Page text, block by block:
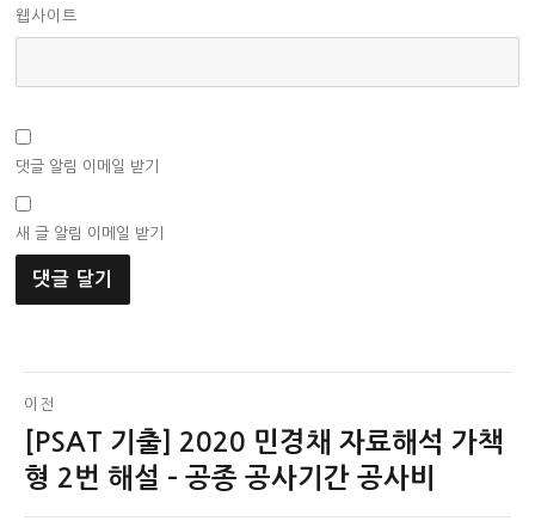
웹사이트
댓글 알림 이메일 받기
새 글 알림 이메일 받기
글
탐
색
이전
이
전
[PSAT 기출] 2020 민경채 자료해석 가책
형 2번 해설 – 공종 공사기간 공사비